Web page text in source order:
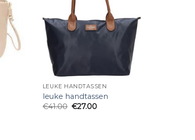
LEUKE HANDTASSEN
leuke handtassen
€41.00 €27.00